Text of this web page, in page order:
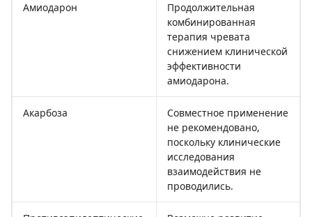
Амиодарон
Продолжительная
комбинированная
терапия чревата
снижением клинической
эффективности
амиодарона.
Акарбоза
Совместное применение
не рекомендовано,
поскольку клинические
исследования
взаимодействия не
проводились.